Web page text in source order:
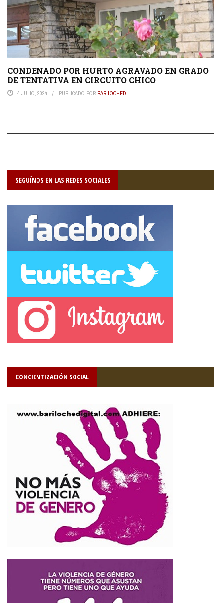
CONDENADO POR HURTO AGRAVADO EN GRADO
DE TENTATIVA EN CIRCUITO CHICO
4 JULIO, 2024 PUBLICADO POR BARILOCHED
SEGUÍNOS EN LAS REDES SOCIALES
CONCIENTIZACIÓN SOCIAL